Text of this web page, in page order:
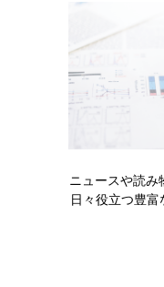
ニュースや読み
日々役立つ豊富